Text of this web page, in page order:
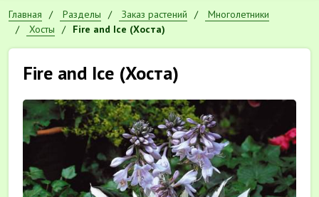
Главная Разделы Заказ растений
Многолетники
Хосты
Fire and Ice (Хоста)
Fire and Ice (Хоста)